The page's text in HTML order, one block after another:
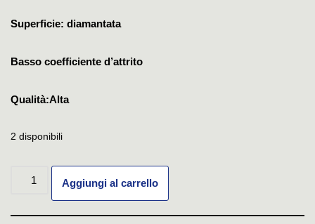
Superficie: diamantata
Basso coefficiente d’attrito
Qualità:Alta
2 disponibili
Aggiungi al carrello